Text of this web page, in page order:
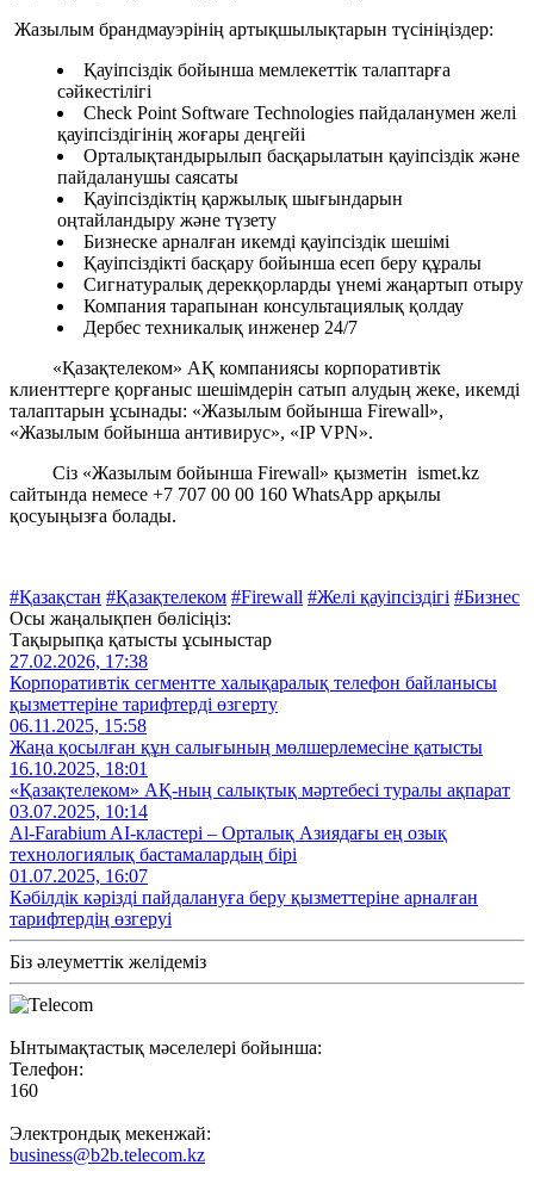
Жазылым брандмауэрінің артықшылықтарын түсініңіздер:
Қауіпсіздік бойынша мемлекеттік талаптарға
сәйкестілігі
Check Point Software Technologies пайдаланумен желі
қауіпсіздігінің жоғары деңгейі
Орталықтандырылып басқарылатын қауіпсіздік және
пайдаланушы саясаты
Қауіпсіздіктің қаржылық шығындарын
оңтайландыру және түзету
Бизнеске арналған икемді қауіпсіздік шешімі
Қауіпсіздікті басқару бойынша есеп беру құралы
Сигнатуралық дерекқорларды үнемі жаңартып отыру
Компания тарапынан консультациялық қолдау
Дербес техникалық инженер 24/7
«Қазақтелеком» АҚ компаниясы корпоративтік
клиенттерге қорғаныс шешімдерін сатып алудың жеке, икемді
талаптарын ұсынады: «Жазылым бойынша Firewall»,
«Жазылым бойынша антивирус», «IP VPN».
Сіз «Жазылым бойынша Firewall» қызметін ismet.kz
сайтында немесе +7 707 00 00 160 WhatsApp арқылы
қосуыңызға болады.
#Қазақстан #Қазақтелеком #Firewall #Желі қауіпсіздігі #Бизнес
Осы жаңалықпен бөлісіңіз:
Тақырыпқа қатысты ұсыныстар
27.02.2026, 17:38
Корпоративтік сегментте халықаралық телефон байланысы
қызметтеріне тарифтерді өзгерту
06.11.2025, 15:58
Жаңа қосылған құн салығының мөлшерлемесіне қатысты
16.10.2025, 18:01
«Қазақтелеком» АҚ-ның салықтық мәртебесі туралы ақпарат
03.07.2025, 10:14
Al‑Farabium AI‑кластері – Орталық Азиядағы ең озық
технологиялық бастамалардың бірі
01.07.2025, 16:07
Кәбілдік кәрізді пайдалануға беру қызметтеріне арналған
тарифтердің өзгеруі
Біз әлеуметтік желідеміз
Ынтымақтастық мәселелері бойынша:
Телефон:
160
Электрондық мекенжай:
business@b2b.telecom.kz